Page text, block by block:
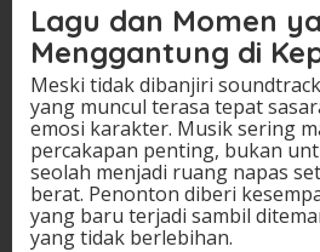
Lagu dan Momen
Menggantung di
Meski tidak dibanjiri
yang muncul terasa tepat
emosi karakter. Musik sering
percakapan penting, bukan
seolah menjadi ruang napas
berat. Penonton diberi
yang baru terjadi sambil
yang tidak berlebihan.